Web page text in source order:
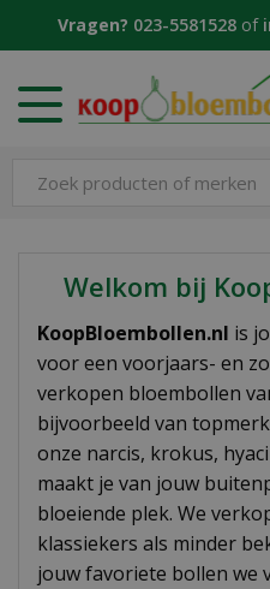
Vragen? 023-5581528 of
Welkom bij
KoopBloembollen.nl is
voor een voorjaars- en
verkopen bloembollen
bijvoorbeeld van
onze narcis, krokus,
maakt je van jouw
bloeiende plek. We
klassiekers als minder
jouw favoriete bollen we